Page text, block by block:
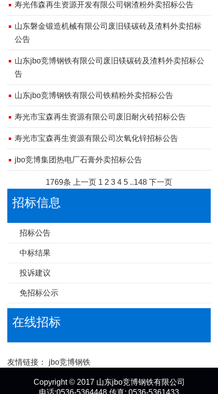
寿光伟森再生资源开发有限公司钢渣粉外卖招标公告
山东磐金锻造机械有限公司废旧镁碳砖及渣料外卖招标
公告
山东jbo竞博钢铁有限公司废旧镁碳砖及渣料外卖招标公
告
山东jbo竞博钢铁有限公司铁精粉外卖招标公告
寿光市宝森再生资源有限公司废旧耐火砖招标公告
寿光市宝森再生资源有限公司次氧化锌招标公告
jbo竞博集团热电厂石膏外卖招标公告
1769条 上一页 1 2 3 4 5 ..148 下一页
招标信息
招标公告
中标结果
投诉建议
免招标公示
在线招标
友情链接： jbo竞博钢铁
Copyright © 2017 山东jbo竞博钢铁有限公司